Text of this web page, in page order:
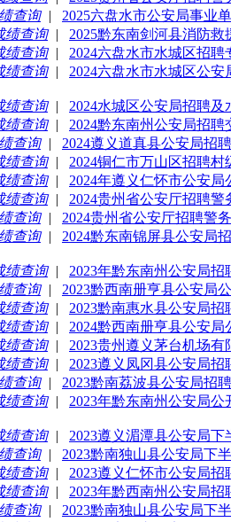
查询|
2025六盘水市公安局事业
绩查询|
2025黔东南剑河县消防
绩查询|
2024六盘水市水城区招
绩查询| 2024六盘水市水城区公
绩查询|
2024水城区公安局招聘
绩查询|
2024黔东南州公安局招
查询|
2024遵义道真县公安局招
绩查询|
2024铜仁市万山区招聘
绩查询|
2024年遵义仁怀市公安
绩查询|
2024贵州省公安厅招聘
查询|
2024贵州省公安厅招聘警
查询| 2024黔东南锦屏县公安局
绩查询|
2023年黔东南州公安局
查询|
2023黔西南册亨县公安局
绩查询|
2023黔南惠水县公安局
绩查询|
2024黔西南册亨县公安
绩查询|
2023贵州遵义茅台机场
绩查询|
2023遵义凤冈县公安局
查询|
2023黔南荔波县公安局招
绩查询| 2023年黔东南州公安局
绩查询|
2023遵义湄潭县公安局
查询|
2023黔南独山县公安局下
绩查询|
2023遵义仁怀市公安局
绩查询|
2023年黔西南州公安局
查询|
2023黔南独山县公安局下